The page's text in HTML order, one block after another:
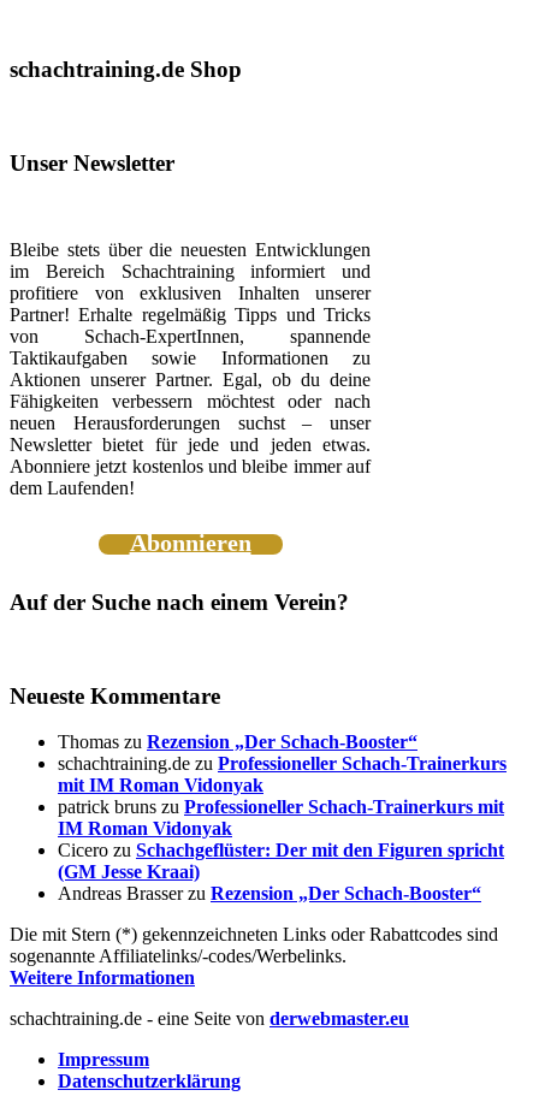
schachtraining.de Shop
Unser Newsletter
Bleibe stets über die neuesten Entwicklungen
im Bereich Schachtraining informiert und
profitiere von exklusiven Inhalten unserer
Partner! Erhalte regelmäßig Tipps und Tricks
von Schach-ExpertInnen, spannende
Taktikaufgaben sowie Informationen zu
Aktionen unserer Partner. Egal, ob du deine
Fähigkeiten verbessern möchtest oder nach
neuen Herausforderungen suchst – unser
Newsletter bietet für jede und jeden etwas.
Abonniere jetzt kostenlos und bleibe immer auf
dem Laufenden!
Abonnieren
Auf der Suche nach einem Verein?
Neueste Kommentare
Thomas zu Rezension „Der Schach-Booster“
schachtraining.de zu Professioneller Schach-Trainerkurs
mit IM Roman Vidonyak
patrick bruns zu Professioneller Schach-Trainerkurs mit
IM Roman Vidonyak
Cicero zu Schachgeflüster: Der mit den Figuren spricht
(GM Jesse Kraai)
Andreas Brasserzu Rezension „Der Schach-Booster“
Die mit Stern (*) gekennzeichneten Links oder Rabattcodes sind
sogenannte Affiliatelinks/-codes/Werbelinks.
Weitere Informationen
schachtraining.de - eine Seite von derwebmaster.eu
Impressum
Datenschutzerklärung